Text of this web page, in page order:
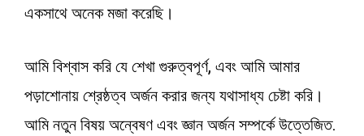
একসাথে অনেক মজা করেছি।
আমি বিশ্বাস করি যে শেখা গুরুত্বপূর্ণ, এবং আমি আমার
পড়াশোনায় শ্রেষ্ঠত্ব অর্জন করার জন্য যথাসাধ্য চেষ্টা করি।
আমি নতুন বিষয় অন্বেষণ এবং জ্ঞান অর্জন সম্পর্কে উত্তেজিত.